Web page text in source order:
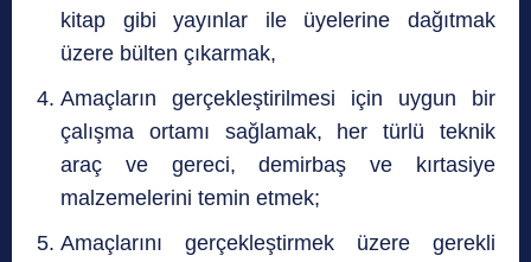
kitap gibi yayınlar ile üyelerine dağıtmak
üzere bülten çıkarmak,
Amaçların gerçekleştirilmesi için uygun bir
çalışma ortamı sağlamak, her türlü teknik
araç ve gereci, demirbaş ve kırtasiye
malzemelerini temin etmek;
Amaçlarını gerçekleştirmek üzere gerekli